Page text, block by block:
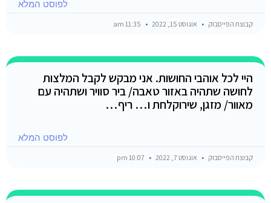
לפוסט המלא
קבוצת הפייסבוק אוגוסט 15, 2022
היי לכל אוהבי החושות. אני מבקש לקבל המלצות
לחושה שתהיה באזור טאבה/ ביר סוויר ושתהיה עם
מאוור/ מזגן, שירוקלחת ו… ריף…
לפוסט המלא
קבוצת הפייסבוק אוגוסט 7, 2022